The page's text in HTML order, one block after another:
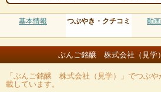
基本情報 つぶやき・クチコミ 動
ぶんご銘醸 株式会社（見学
「ぶんご銘醸 株式会社（見学）」でつぶ
載しています。